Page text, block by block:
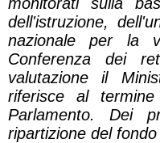
dell'istruzione,
nazionale per la
Conferenza dei
valutazione il
riferisce al
Parlamento. Dei
ripartizione del